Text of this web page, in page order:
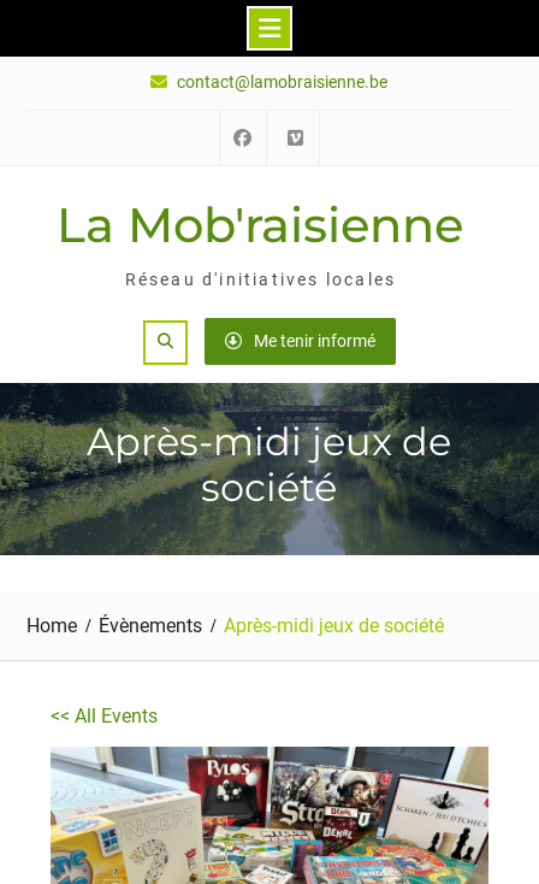
contact@lamobraisienne.be
La Mob'raisienne
Réseau d'initiatives locales
Search Me tenir informé
Après-midi jeux de
société
Home Évènements Après-midi jeux de société
<< All Events